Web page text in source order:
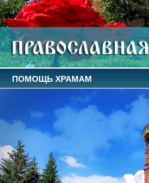
ПОМОЩЬ ХРАМАМ